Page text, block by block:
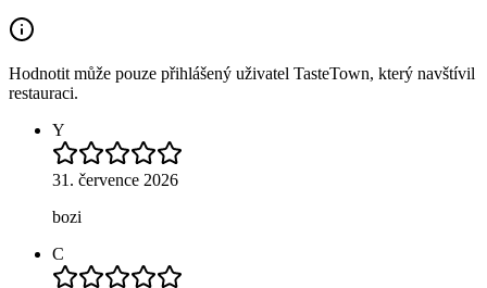
Hodnotit může pouze přihlášený uživatel TasteTown, který navštívil
restauraci.
Y
31. července 2026
bozi
C